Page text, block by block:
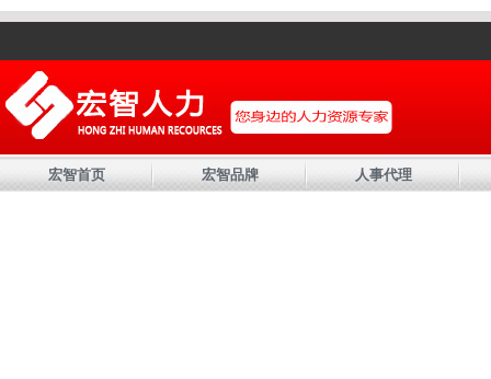
宏智首页 宏智品牌 人事代理